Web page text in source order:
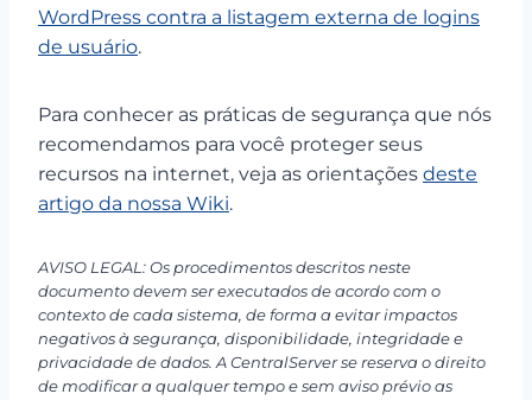
WordPress contra a listagem externa de logins
de usuário.
Para conhecer as práticas de segurança que nós
recomendamos para você proteger seus
recursos na internet, veja as orientações deste
artigo da nossa Wiki.
AVISO LEGAL: Os procedimentos descritos neste
documento devem ser executados de acordo com o
contexto de cada sistema, de forma a evitar impactos
negativos à segurança, disponibilidade, integridade e
privacidade de dados. A CentralServer se reserva o direito
de modificar a qualquer tempo e sem aviso prévio as